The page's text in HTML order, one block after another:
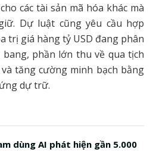
các tài sản mã hóa khác mà
Dự luật cũng yêu cầu hợp
trị giá hàng tỷ USD đang phân
phần lớn thu về qua tịch
tăng cường minh bạch bằng
dự trữ.
dùng AI phát hiện gần 5.000